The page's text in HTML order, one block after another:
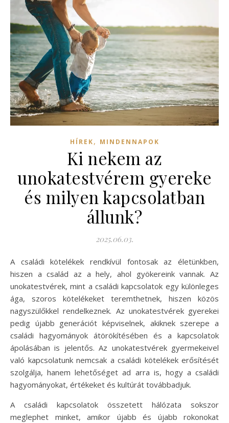
HÍREK, MINDENNAPOK
Ki nekem az
unokatestvérem gyereke
és milyen kapcsolatban
állunk?
2025.06.03.
A családi kötelékek rendkívül fontosak az életünkben,
hiszen a család az a hely, ahol gyökereink vannak. Az
unokatestvérek, mint a családi kapcsolatok egy különleges
ága, szoros kötelékeket teremthetnek, hiszen közös
nagyszülőkkel rendelkeznek. Az unokatestvérek gyerekei
pedig újabb generációt képviselnek, akiknek szerepe a
családi hagyományok átörökítésében és a kapcsolatok
ápolásában is jelentős. Az unokatestvérek gyermekeivel
való kapcsolatunk nemcsak a családi kötelékek erősítését
szolgálja, hanem lehetőséget ad arra is, hogy a családi
hagyományokat, értékeket és kultúrát továbbadjuk.
A családi kapcsolatok összetett hálózata sokszor
meglephet minket, amikor újabb és újabb rokonokat